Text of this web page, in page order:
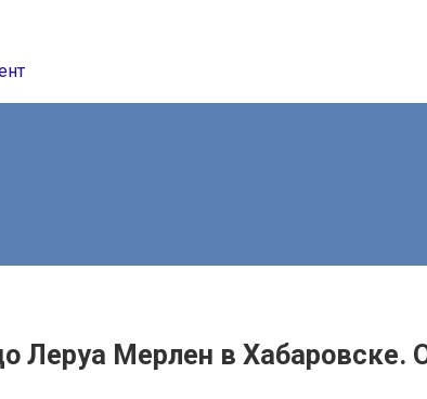
Леруа Мерлен в Хабаровске.